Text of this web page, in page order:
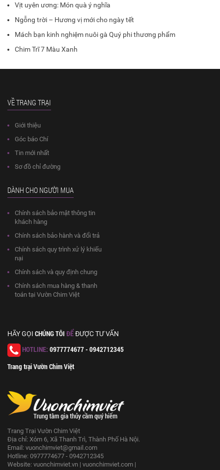
Vịt uyên ương: Món quà ý nghĩa
Ngỗng trời – Hương vị mới cho ngày tết
Mách bạn kinh nghiệm nuôi gà Quý phi thương phẩm
Chim Trĩ 7 Màu Xanh
VỀ TRANG TRẠI
Giới thiệu
Góc báo Chí
Tin mới nhất
Sơ đồ chỉ đường
DÀNH CHO NGƯỜI MUA
Chính sách bảo mật thông tin
khách hàng
Chính sách bảo hành và đổi trả
Chính sách quy trình xử lý khiếu
nại
Chính sách và quy định chung
Chính sách mua hàng & thanh
toán tại Vườn Chim Việt
HÃY GỌI CHÚNG TÔI ĐỂĐƯỢC TƯ VẤN
HOTLINE: 0977774677 - 0942712345
Trang trại Vườn Chim Việt
Trang Trại Vườn Chim Việt
Địa chỉ: Xóm 6, Xã Thanh Trì, Thành Phố Hà Nội.
Email: vuonchimviet@gmail.com
Hotline: 0977774677 - 0942712345
Website: vuonchimviet.vn | vuonchimviet.com |